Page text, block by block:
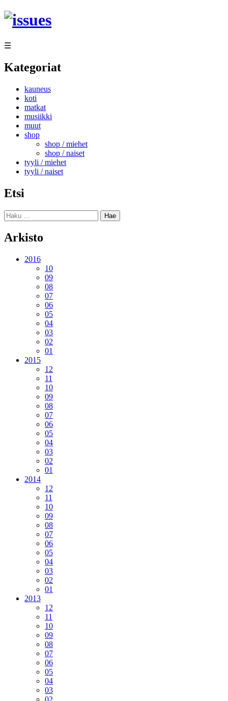
Siirry
sisältöön
☰
Kategoriat
kauneus
koti
matkat
musiikki
muut
shop
shop / miehet
shop / naiset
tyyli / miehet
tyyli / naiset
Etsi
Haku:
Arkisto
2016
10
09
08
07
06
05
04
03
02
01
2015
12
11
10
09
08
07
06
05
04
03
02
01
2014
12
11
10
09
08
07
06
05
04
03
02
01
2013
12
11
10
09
08
07
06
05
04
03